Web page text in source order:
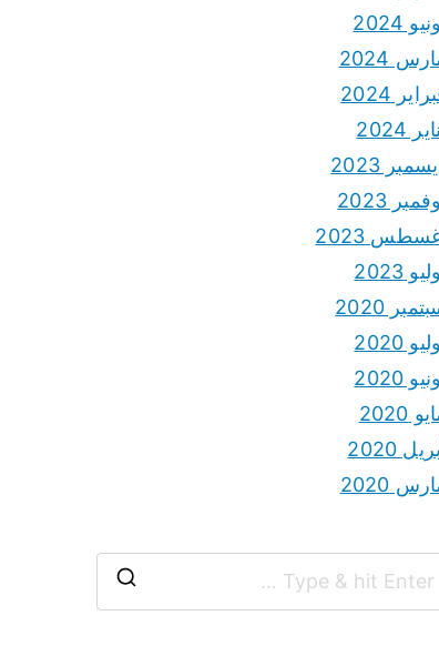
2024
2024
2024
2024
2023
2023
2023
2023
2020
2020
2020
2020
2020
2020